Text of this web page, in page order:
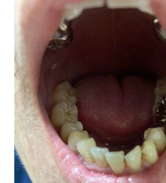
サービスサンプル4
適応で噛み合わせを少しで
も治す事は出来ますでしょ
うか？